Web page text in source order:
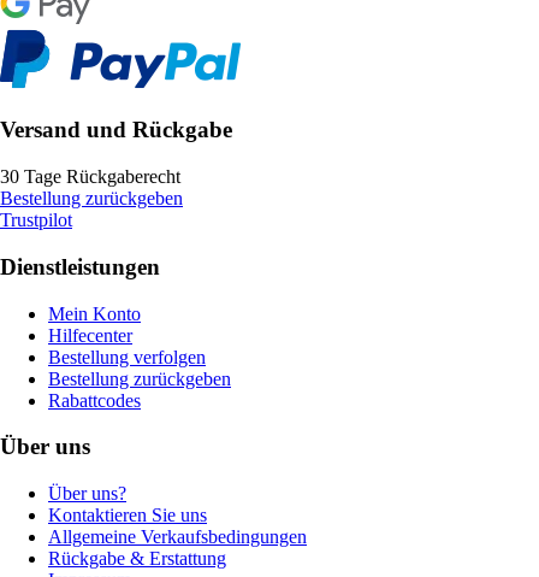
Versand und Rückgabe
30 Tage Rückgaberecht
Bestellung zurückgeben
Trustpilot
Dienstleistungen
Mein Konto
Hilfecenter
Bestellung verfolgen
Bestellung zurückgeben
Rabattcodes
Über uns
Über uns?
Kontaktieren Sie uns
Allgemeine Verkaufsbedingungen
Rückgabe & Erstattung